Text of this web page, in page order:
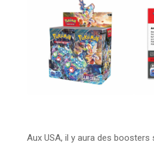
Aux USA, il y aura des